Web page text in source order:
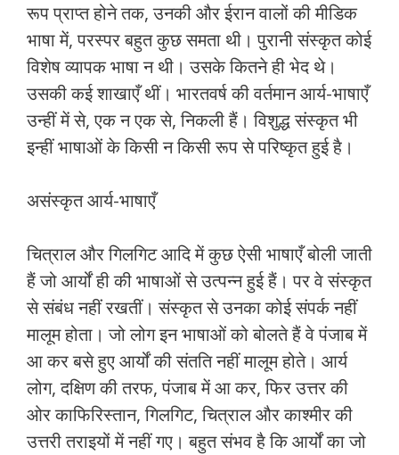
रूप प्राप्‍त होने तक, उनकी और ईरान वालों की मीडिक
भाषा में, परस्‍पर बहुत कुछ समता थी। पुरानी संस्‍कृत कोई
विशेष व्‍यापक भाषा न थी। उसके कितने ही भेद थे।
उसकी कई शाखाएँ थीं। भारतवर्ष की वर्तमान आर्य-भाषाएँ
उन्‍हीं में से, एक न एक से, निकली हैं। विशुद्ध संस्‍कृत भी
इन्‍हीं भाषाओं के किसी न किसी रूप से परिष्कृत हुई है।
असंस्‍कृत आर्य-भाषाएँ
चित्राल और गिलगिट आदि में कुछ ऐसी भाषाएँ बोली जाती
हैं जो आर्यों ही की भाषाओं से उत्‍पन्‍न हुई हैं। पर वे संस्‍कृत
से संबंध नहीं रखतीं। संस्‍कृत से उनका कोई संपर्क नहीं
मालूम होता। जो लोग इन भाषाओं को बोलते हैं वे पंजाब में
आ कर बसे हुए आर्यों की संतति नहीं मालूम होते। आर्य
लोग, दक्षिण की तरफ, पंजाब में आ कर, फिर उत्तर की
ओर काफिरिस्‍तान, गिलगिट, चित्राल और काश्‍मीर की
उत्तरी तराइयों में नहीं गए। बहुत संभव है कि आर्यों का जो